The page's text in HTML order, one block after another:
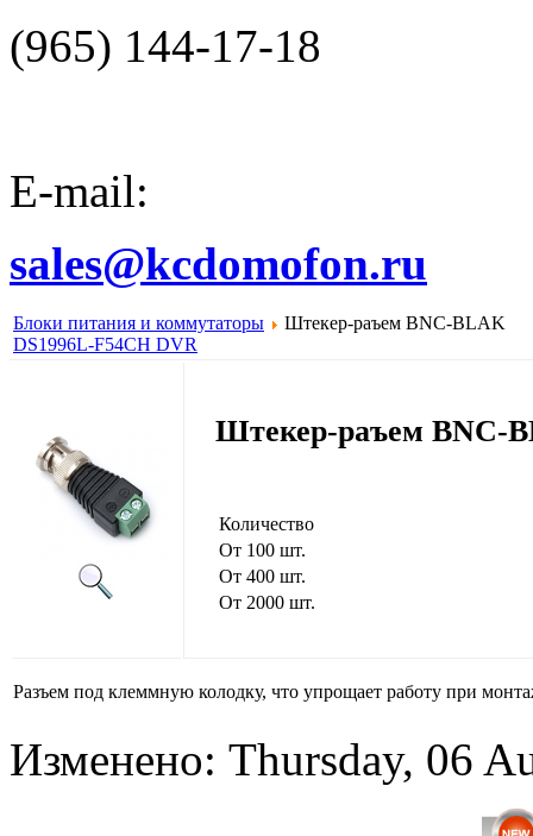
(965) 144-17-18
E-mail:
sales@kcdomofon.ru
Блоки питания и коммутаторы
Штекер-раъем BNC-BLAK
DS1996L-F54CH DVR
Штекер-раъем BNC-
Количество
От 100 шт.
От 400 шт.
От 2000 шт.
Разъем под клеммную колодку, что упрощает работу при
Изменено: Thursday, 06